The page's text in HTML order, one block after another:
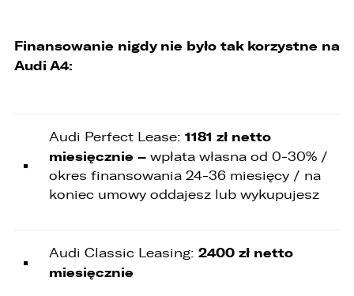
Finansowanie nigdy nie było tak korzystne na
Audi A4:
Audi Perfect Lease: 1181 zł netto
miesięcznie – wpłata własna od 0-30% /
okres finansowania 24-36 miesięcy / na
koniec umowy oddajesz lub wykupujesz
Audi Classic Leasing: 2400 zł netto
miesięcznie
Audi Q7 45 TDI quattro.
ZASTĄP
FACEBOOK
EMAIL